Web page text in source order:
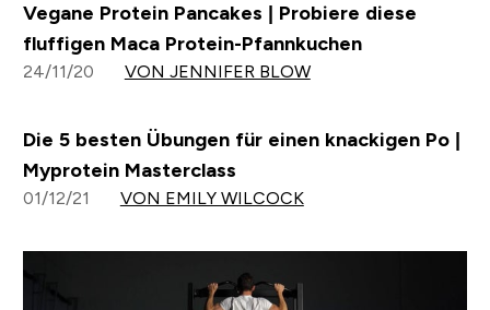
Vegane Protein Pancakes | Probiere diese
fluffigen Maca Protein-Pfannkuchen
24/11/20 VON JENNIFER BLOW